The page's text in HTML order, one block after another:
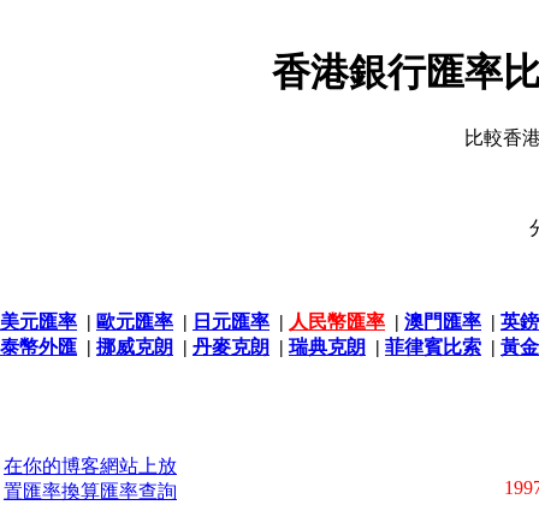
香港銀行匯率
比較香
美元匯率 | 歐元匯率 | 日元匯率 | 人民幣匯率 | 澳門匯率 | 英
泰幣外匯 | 挪威克朗 | 丹麥克朗 | 瑞典克朗 | 菲律賓比索 | 黃
在你的博客網站上放
置匯率換算匯率查詢